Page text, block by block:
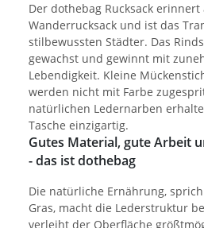
Der dothebag Rucksack
Wanderrucksack und ist das
stilbewussten Städter. Das
gewachst und gewinnt mit
Lebendigkeit. Kleine
werden nicht mit Farbe
natürlichen Ledernarben
Tasche einzigartig.
Gutes Material, gute Arbeit
- das ist dothebag
Die natürliche Ernährung,
Gras, macht die Lederstruktur
verleiht der Oberfläche